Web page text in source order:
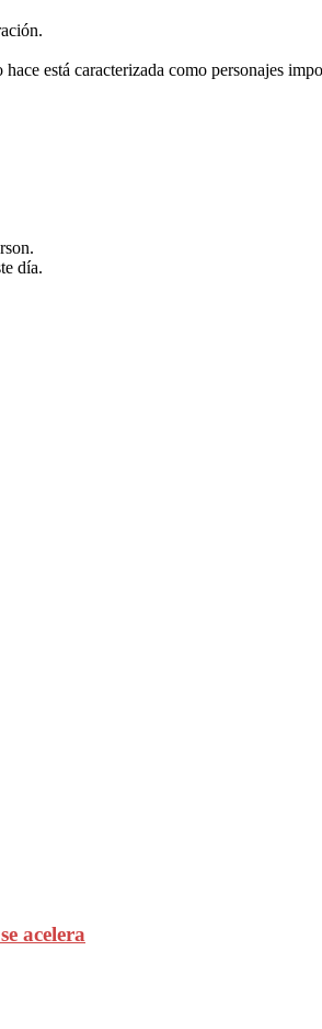
está caracterizada como personajes
día.
acelera